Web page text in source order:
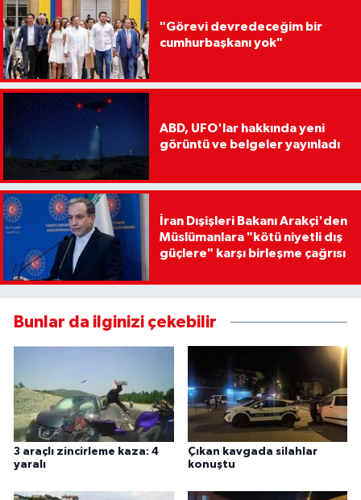
"Görevi devredeceğim bir
cumhurbaşkanı yok"
ABD, UFO'lar hakkında yeni
görüntü ve belgeler yayınladı
İran Dışişleri Bakanı Arakçi'den
Müslümanlara "kötü niyetli dış
güçlere" karşı birleşme çağrısı
Bunlar da ilginizi çekebilir
3 araçlı zincirleme kaza: 4
yaralı
Çıkan kavgada silahlar
konuştu